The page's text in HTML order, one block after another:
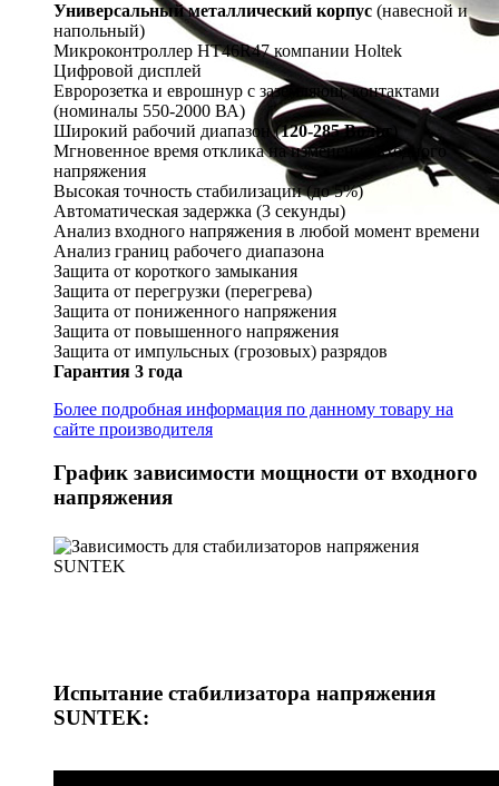
Универсальный металлический корпус (навесной и
напольный)
Микроконтроллер HT46R47 компании Holtek
Цифровой дисплей
Евророзетка и еврошнур с заземляющ. контактами
(номиналы 550-2000 ВА)
Широкий рабочий диапазон (120-285 Вольт
Мгновенное время отклика на изменение входного
напряжения
Высокая точность стабилизации (до 5%)
Автоматическая задержка (3 секунды)
Анализ входного напряжения в любой момент времени
Анализ границ рабочего диапазона
Защита от короткого замыкания
Защита от перегрузки (перегрева)
Защита от пониженного напряжения
Защита от повышенного напряжения
Защита от импульсных (грозовых) разрядов
Гарантия 3 года
Более подробная информация по данному товару на
сайте производителя
График зависимости мощности от входного
напряжения
Испытание стабилизатора напряжения
SUNTEK: